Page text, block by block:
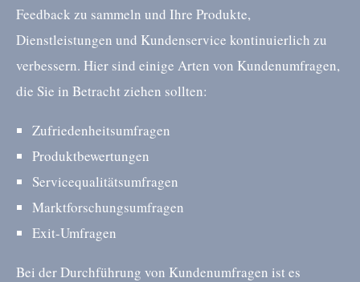
Feedback zu sammeln und Ihre Produkte,
Dienstleistungen und Kundenservice kontinuierlich zu
verbessern. Hier sind einige Arten von Kundenumfragen,
die Sie in Betracht ziehen sollten:
Zufriedenheitsumfragen
Produktbewertungen
Servicequalitätsumfragen
Marktforschungsumfragen
Exit-Umfragen
Bei der Durchführung von Kundenumfragen ist es